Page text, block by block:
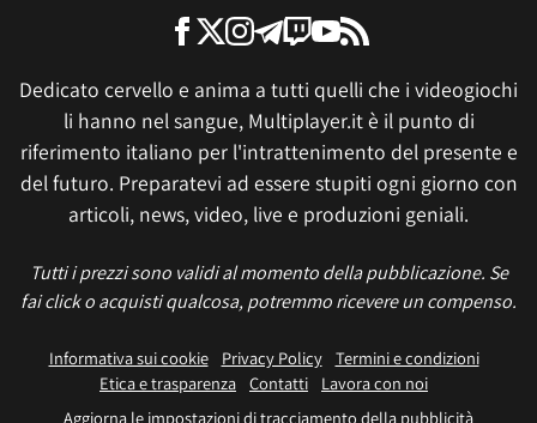
Dedicato cervello e anima a tutti quelli che i videogiochi
li hanno nel sangue, Multiplayer.it è il punto di
riferimento italiano per l'intrattenimento del presente e
del futuro. Preparatevi ad essere stupiti ogni giorno con
articoli, news, video, live e produzioni geniali.
Tutti i prezzi sono validi al momento della pubblicazione. Se
fai click o acquisti qualcosa, potremmo ricevere un compenso.
Informativa sui cookie Privacy Policy
Termini e condizioni
Etica e trasparenza Contatti
Lavora con noi
Aggiorna le impostazioni di tracciamento della pubblicità